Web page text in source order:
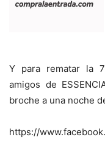
Y para rematar la
amigos de
broche a una noche
https://